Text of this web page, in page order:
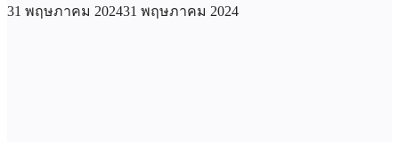
31 พฤษภาคม 202431 พฤษภาคม 2024